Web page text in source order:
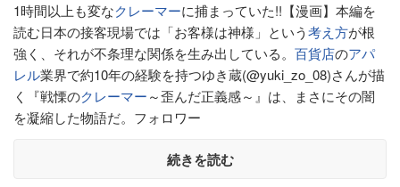
1時間以上も変なクレーマーに捕まっていた!!【漫画】本編を
読む日本の接客現場では「お客様は神様」という考え方が根
強く、それが不条理な関係を生み出している。 百貨店のアパ
レル業界で約10年の経験を持つゆき蔵(@yuki_zo_08)さんが描
く『戦慄のクレーマー～歪んだ正義感～』は、まさにその闇
を凝縮した物語だ。フォロワー
続きを読む